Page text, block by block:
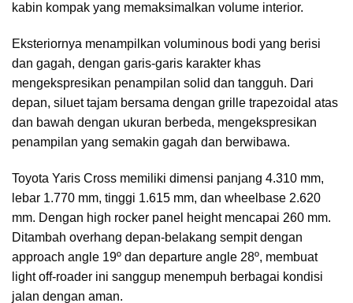
kabin kompak yang memaksimalkan volume interior.
Eksteriornya menampilkan voluminous bodi yang berisi
dan gagah, dengan garis-garis karakter khas
mengekspresikan penampilan solid dan tangguh. Dari
depan, siluet tajam bersama dengan grille trapezoidal atas
dan bawah dengan ukuran berbeda, mengekspresikan
penampilan yang semakin gagah dan berwibawa.
Toyota Yaris Cross memiliki dimensi panjang 4.310 mm,
lebar 1.770 mm, tinggi 1.615 mm, dan wheelbase 2.620
mm. Dengan high rocker panel height mencapai 260 mm.
Ditambah overhang depan-belakang sempit dengan
approach angle 19º dan departure angle 28º, membuat
light off-roader ini sanggup menempuh berbagai kondisi
jalan dengan aman.